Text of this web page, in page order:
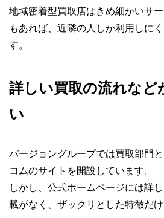
地域密着型買取店はきめ細かいサ
もあれば、近隣の人しか利用しに
す。
詳しい買取の流れなど
い
バージョングループでは買取部門
コムのサイトを開設しています。
しかし、公式ホームページには詳
載がなく、ザックリとした特徴だけ